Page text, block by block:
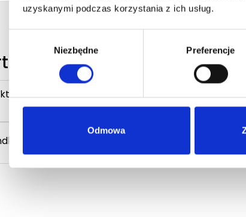
uzyskanymi podczas korzystania z ich usług.
Niezbędne Preferencje
Odmowa
z autoryzowanej
Wysyłka 24h z